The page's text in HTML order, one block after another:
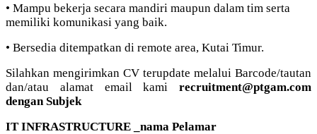
• Mampu bekerja secara mandiri maupun dalam tim serta
memiliki komunikasi yang baik.
• Bersedia ditempatkan di remote area, Kutai Timur.
Silahkan mengirimkan CV terupdate melalui Barcode/tautan
dan/atau alamat email kami recruitment@ptgam.com
dengan Subjek
IT INFRASTRUCTURE _nama Pelamar